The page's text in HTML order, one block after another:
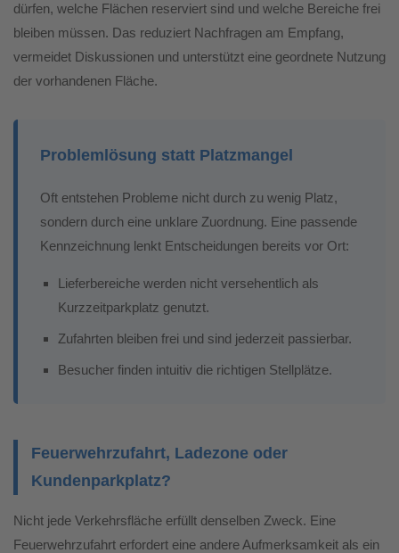
dürfen, welche Flächen reserviert sind und welche Bereiche frei
bleiben müssen. Das reduziert Nachfragen am Empfang,
vermeidet Diskussionen und unterstützt eine geordnete Nutzung
der vorhandenen Fläche.
Problemlösung statt Platzmangel
Oft entstehen Probleme nicht durch zu wenig Platz,
sondern durch eine unklare Zuordnung. Eine passende
Kennzeichnung lenkt Entscheidungen bereits vor Ort:
Lieferbereiche werden nicht versehentlich als
Kurzzeitparkplatz genutzt.
Zufahrten bleiben frei und sind jederzeit passierbar.
Besucher finden intuitiv die richtigen Stellplätze.
Feuerwehrzufahrt, Ladezone oder
Kundenparkplatz?
Nicht jede Verkehrsfläche erfüllt denselben Zweck. Eine
Feuerwehrzufahrt erfordert eine andere Aufmerksamkeit als ein